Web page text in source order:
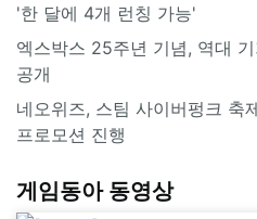
'한 달에 4개 런칭 가능'
엑스박스 25주년 기념, 역대
공개
네오위즈, 스팀 사이버펑크 축
프로모션 진행
게임동아 동영상